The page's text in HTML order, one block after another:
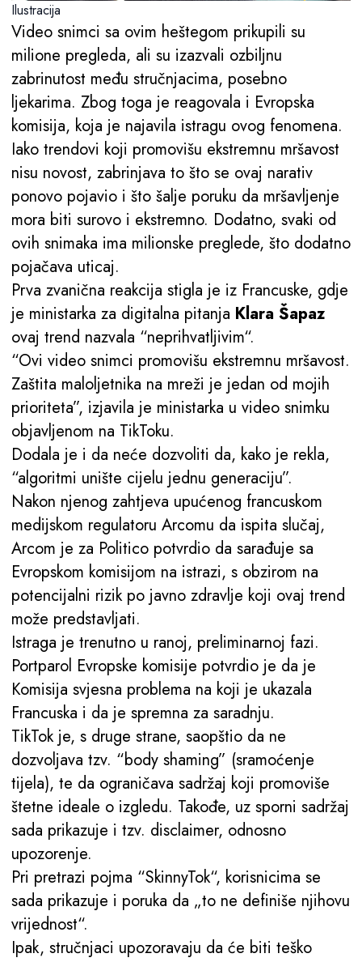
Ilustracija
Video snimci sa ovim heštegom prikupili su
milione pregleda, ali su izazvali ozbiljnu
zabrinutost među stručnjacima, posebno
ljekarima. Zbog toga je reagovala i Evropska
komisija, koja je najavila istragu ovog fenomena.
Iako trendovi koji promovišu ekstremnu mršavost
nisu novost, zabrinjava to što se ovaj narativ
ponovo pojavio i što šalje poruku da mršavljenje
mora biti surovo i ekstremno. Dodatno, svaki od
ovih snimaka ima milionske preglede, što dodatno
pojačava uticaj.
Prva zvanična reakcija stigla je iz Francuske, gdje
je ministarka za digitalna pitanja Klara Šapaz
ovaj trend nazvala “neprihvatljivim“.
“Ovi video snimci promovišu ekstremnu mršavost.
Zaštita maloljetnika na mreži je jedan od mojih
prioriteta”, izjavila je ministarka u video snimku
objavljenom na TikToku.
Dodala je i da neće dozvoliti da, kako je rekla,
“algoritmi unište cijelu jednu generaciju”.
Nakon njenog zahtjeva upućenog francuskom
medijskom regulatoru Arcomu da ispita slučaj,
Arcom je za Politico potvrdio da sarađuje sa
Evropskom komisijom na istrazi, s obzirom na
potencijalni rizik po javno zdravlje koji ovaj trend
može predstavljati.
Istraga je trenutno u ranoj, preliminarnoj fazi.
Portparol Evropske komisije potvrdio je da je
Komisija svjesna problema na koji je ukazala
Francuska i da je spremna za saradnju.
TikTok je, s druge strane, saopštio da ne
dozvoljava tzv. “body shaming” (sramoćenje
tijela), te da ograničava sadržaj koji promoviše
štetne ideale o izgledu. Takođe, uz sporni sadržaj
sada prikazuje i tzv. disclaimer, odnosno
upozorenje.
Pri pretrazi pojma “SkinnyTok“, korisnicima se
sada prikazuje i poruka da „to ne definiše njihovu
vrijednost“.
Ipak, stručnjaci upozoravaju da će biti teško